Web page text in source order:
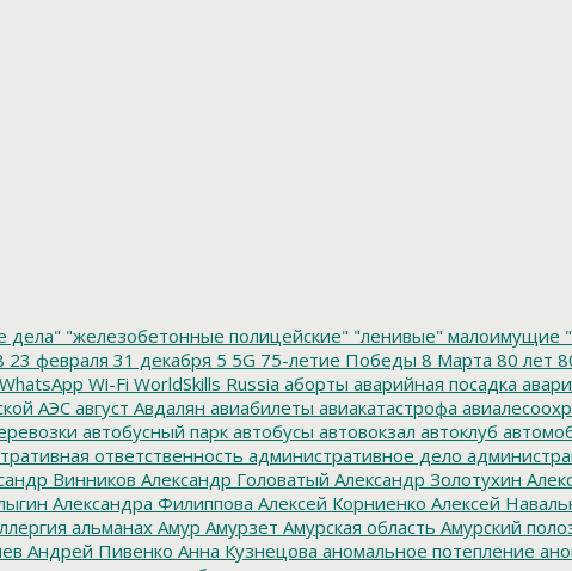
дела" "железобетонные полицейские" "ленивые" малоимущие
23 февраля 31 декабря 5 5G 75-летие Победы 8 Марта 80 лет
WhatsApp Wi-Fi WorldSkills Russia аборты аварийная посадка
АЭС август Авдалян авиабилеты авиакатастрофа
автобусный парк автобусы автовокзал автоклуб
ответственность административное дело
Винников Александр Головатый Александр Золотухин
Александра Филиппова Алексей Корниенко Алексей
альманах Амур Амурзет Амурская область Амурский
Андрей Пивенко Анна Кузнецова аномальное потепление